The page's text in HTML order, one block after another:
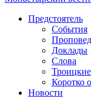
Предстоятель
События
Доклады
Слова
Коротко
Новости